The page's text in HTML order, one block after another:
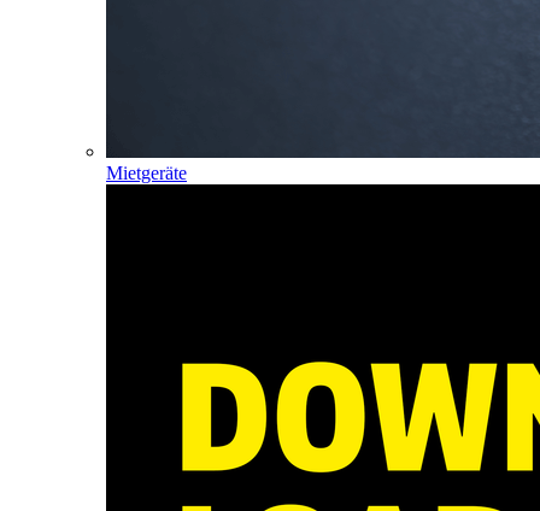
Mietgeräte